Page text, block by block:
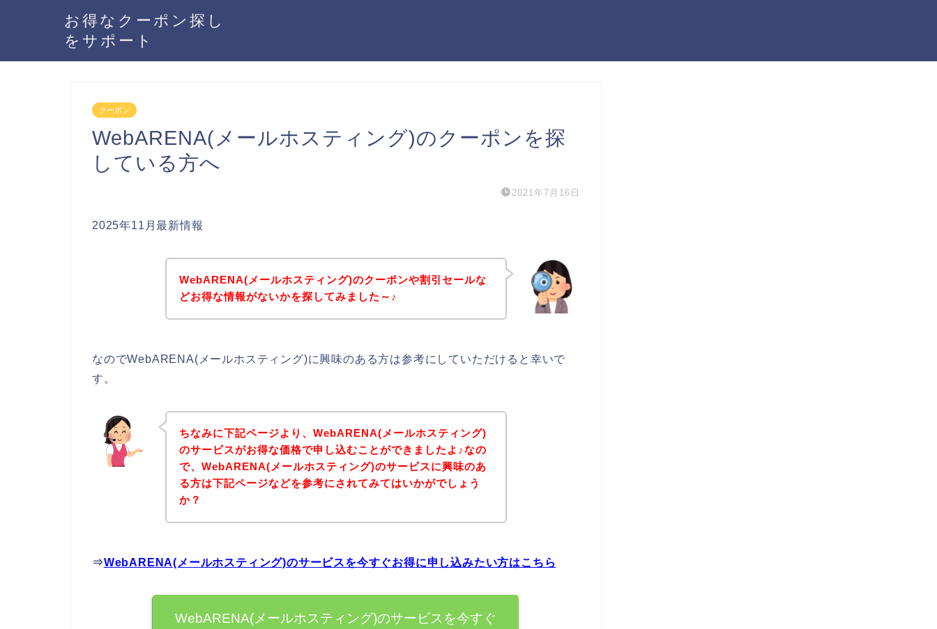
お得なクーポン探し
をサポート
クーポン
WebARENA(メールホスティング)のクーポンを探
している方へ
2021年7月16日
2025年11月最新情報
WebARENA(メールホスティング)のクーポンや割引セールな
どお得な情報がないかを探してみました～♪
なのでWebARENA(メールホスティング)に興味のある方は参考にしていただけると幸いで
す。
ちなみに下記ページより、WebARENA(メールホスティング)
のサービスがお得な価格で申し込むことができましたよ♪なの
で、WebARENA(メールホスティング)のサービスに興味のあ
る方は下記ページなどを参考にされてみてはいかがでしょう
か？
⇒WebARENA(メールホスティング)のサービスを今すぐお得に申し込みたい方はこちら
WebARENA(メールホスティング)のサービスを今すぐ